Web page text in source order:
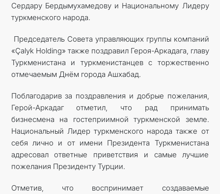
Сердару Бердымухамедову и Национальному Лидеру
туркменского народа.
Председатель Совета управляющих группы компаний
«Çalyk Holding» также поздравил Героя-Аркадага, главу
Туркменистана и туркменистанцев с торжественно
отмечаемым Днём города Ашхабад.
Поблагодарив за поздравления и добрые пожелания,
Герой-Аркадаг отметил, что рад принимать
бизнесмена на гостеприимной туркменской земле.
Национальный Лидер туркменского народа также от
себя лично и от имени Президента Туркменистана
адресовал ответные приветствия и самые лучшие
пожелания Президенту Турции.
Отметив, что воспринимает создаваемые